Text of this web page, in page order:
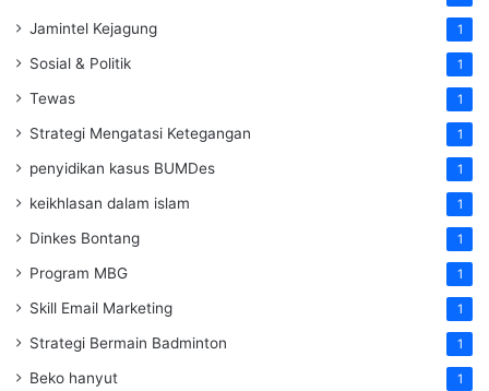
Jamintel Kejagung 1
Sosial & Politik 1
Tewas 1
Strategi Mengatasi Ketegangan 1
penyidikan kasus BUMDes 1
keikhlasan dalam islam 1
Dinkes Bontang 1
Program MBG 1
Skill Email Marketing 1
Strategi Bermain Badminton 1
Beko hanyut 1